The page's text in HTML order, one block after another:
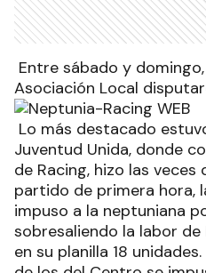
Entre sábado y
Asociación Local
Lo más destacado
Juventud Unida, donde
de Racing, hizo las veces
partido de primera hora,
impuso a la neptuniana
sobresaliendo la labor de
en su planilla 18